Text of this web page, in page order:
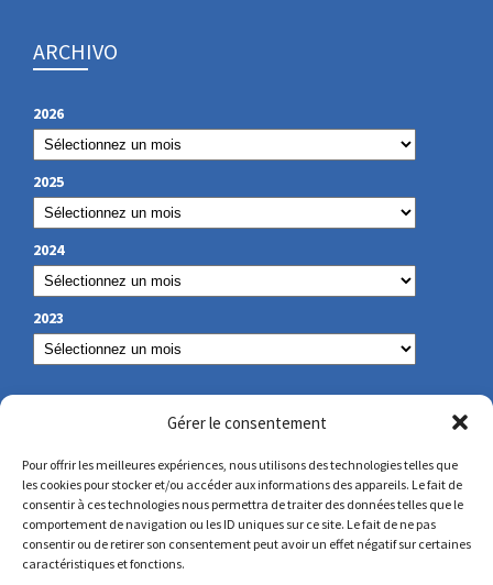
Gérer le consentement
Pour offrir les meilleures expériences, nous utilisons des technologies telles que
les cookies pour stocker et/ou accéder aux informations des appareils. Le fait de
consentir à ces technologies nous permettra de traiter des données telles que le
comportement de navigation ou les ID uniques sur ce site. Le fait de ne pas
consentir ou de retirer son consentement peut avoir un effet négatif sur certaines
caractéristiques et fonctions.
ARCHIVO
2026
2025
2024
2023
NUESTROS DATOS DE CONTACTO
secretariat@lamennais.org
protectionenfance@lamennais.org